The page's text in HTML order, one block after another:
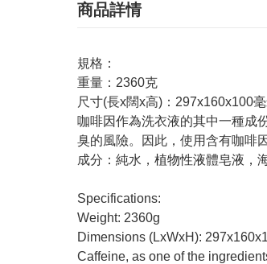
商品詳情
規格：
重量：2360克
尺寸(長x闊x高)：297x160x100
咖啡因作為洗衣液的其中一種成
臭的風險。因此，使用含有咖啡
成分：純水， 植物性液體皂液，
Specifications:
Weight: 2360g
Dimensions (LxWxH):
Caffeine, as one of the